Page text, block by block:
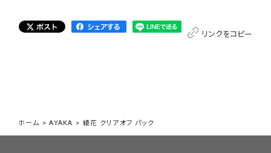
リンクをコピー
ホーム >AYAKA > 綾花 クリアオフ パック